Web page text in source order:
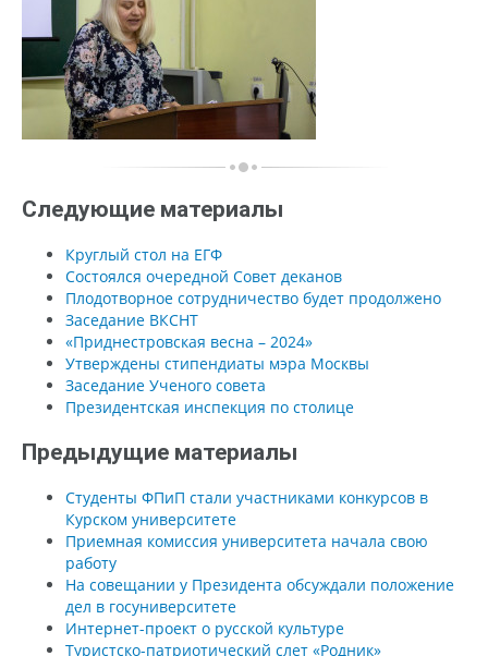
Следующие материалы
Круглый стол на ЕГФ
Состоялся очередной Совет деканов
Плодотворное сотрудничество будет продолжено
Заседание ВКСНТ
«Приднестровская весна – 2024»
Утверждены стипендиаты мэра Москвы
Заседание Ученого совета
Президентская инспекция по столице
Предыдущие материалы
Студенты ФПиП стали участниками конкурсов в
Курском университете
Приемная комиссия университета начала свою
работу
На совещании у Президента обсуждали положение
дел в госуниверситете
Интернет-проект о русской культуре
Туристско-патриотический слет «Родник»